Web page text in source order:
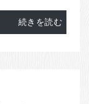
続きを読む